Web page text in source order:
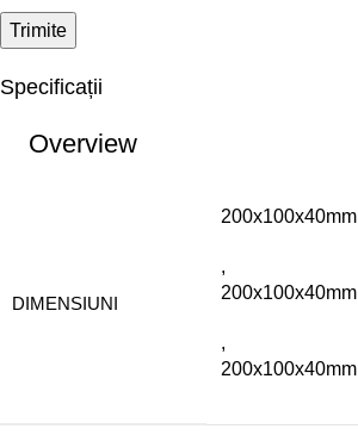
Specificații
Overview
DIMENSIUNI
200x100x40mm
,
200x100x40mm
,
200x100x40mm